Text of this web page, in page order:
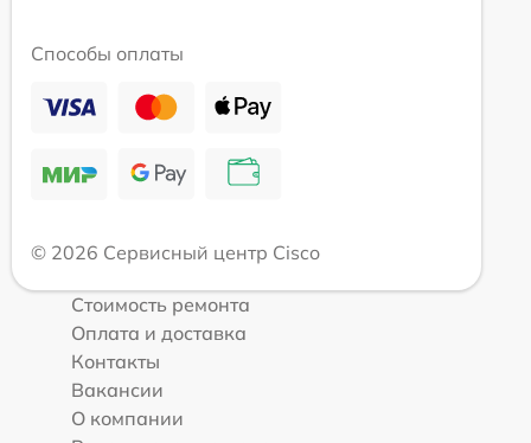
Способы оплаты
© 2026 Сервисный центр Cisco
Стоимость ремонта
Оплата и доставка
Контакты
Вакансии
О компании